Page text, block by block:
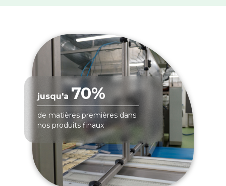
jusqu'a 70%
de matières premières dans
nos produits finaux